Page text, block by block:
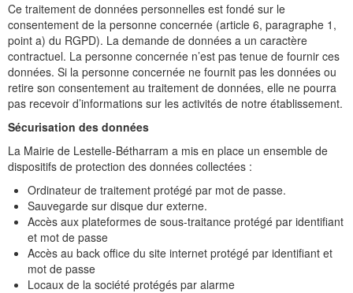
Ce traitement de données personnelles est fondé sur le
consentement de la personne concernée (article 6, paragraphe 1,
point a) du RGPD). La demande de données a un caractère
contractuel. La personne concernée n’est pas tenue de fournir ces
données. Si la personne concernée ne fournit pas les données ou
retire son consentement au traitement de données, elle ne pourra
pas recevoir d’informations sur les activités de notre établissement.
Sécurisation des données
La Mairie de Lestelle-Bétharram a mis en place un ensemble de
dispositifs de protection des données collectées :
Ordinateur de traitement protégé par mot de passe.
Sauvegarde sur disque dur externe.
Accès aux plateformes de sous-traitance protégé par identifiant
et mot de passe
Accès au back office du site internet protégé par identifiant et
mot de passe
Locaux de la société protégés par alarme